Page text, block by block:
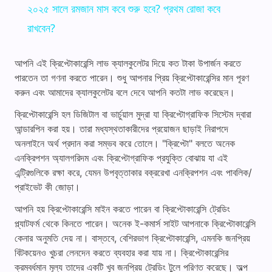
y
V
i
d
e
o
২০২৫ সালে রমজান মাস কবে শুরু হবে? প্রথম রোজা কবে
রাখবেন?
আপনি এই ক্রিপ্টোকারেন্সি লাভ ক্যালকুলেটর দিয়ে কত টাকা উপার্জন করতে
পারতেন তা গণনা করতে পারেন। শুধু আপনার প্রিয় ক্রিপ্টোকারেন্সির মান পূরণ
করুন এবং আমাদের ক্যালকুলেটর বলে দেবে আপনি কতটা লাভ করেছেন।
ক্রিপ্টোকারেন্সি হল ডিজিটাল বা ভার্চুয়াল মুদ্রা যা ক্রিপ্টোগ্রাফিক সিস্টেম দ্বারা
আন্ডারপিন করা হয়। তারা মধ্যস্থতাকারীদের প্রয়োজন ছাড়াই নিরাপদে
অনলাইনে অর্থ প্রদান করা সম্ভব করে তোলে। "ক্রিপ্টো" বলতে অনেক
এনক্রিপশন অ্যালগরিদম এবং ক্রিপ্টোগ্রাফিক প্রযুক্তি বোঝায় যা এই
এন্ট্রিগুলিকে রক্ষা করে, যেমন উপবৃত্তাকার বক্ররেখা এনক্রিপশন এবং পাবলিক/
প্রাইভেট কী জোড়া।
আপনি হয় ক্রিপ্টোকারেন্সি মাইন করতে পারেন বা ক্রিপ্টোকারেন্সি ট্রেডিং
প্ল্যাটফর্ম থেকে কিনতে পারেন। অনেক ই-কমার্স সাইট আপনাকে ক্রিপ্টোকারেন্সি
কেনার অনুমতি দেয় না। বাস্তবে, বেশিরভাগ ক্রিপ্টোকারেন্সি, এমনকি জনপ্রিয়
বিটকয়েনও খুচরা লেনদেন করতে ব্যবহার করা যায় না। ক্রিপ্টোকারেন্সির
ক্রমবর্ধমান মূল্য তাদের একটি খুব জনপ্রিয় ট্রেডিং টুলে পরিণত করেছে। অল্প